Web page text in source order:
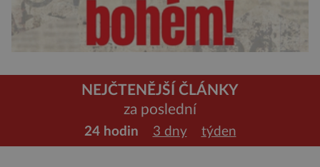
NEJČTENĚJŠÍ ČLÁNKY
za poslední
24 hodin 3 dny týden